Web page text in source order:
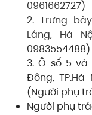
0961662727)
2. Trưng
Láng, Hà
0983554488)
3. Ô số 5 và
Đông,
(Người phụ
Người phụ